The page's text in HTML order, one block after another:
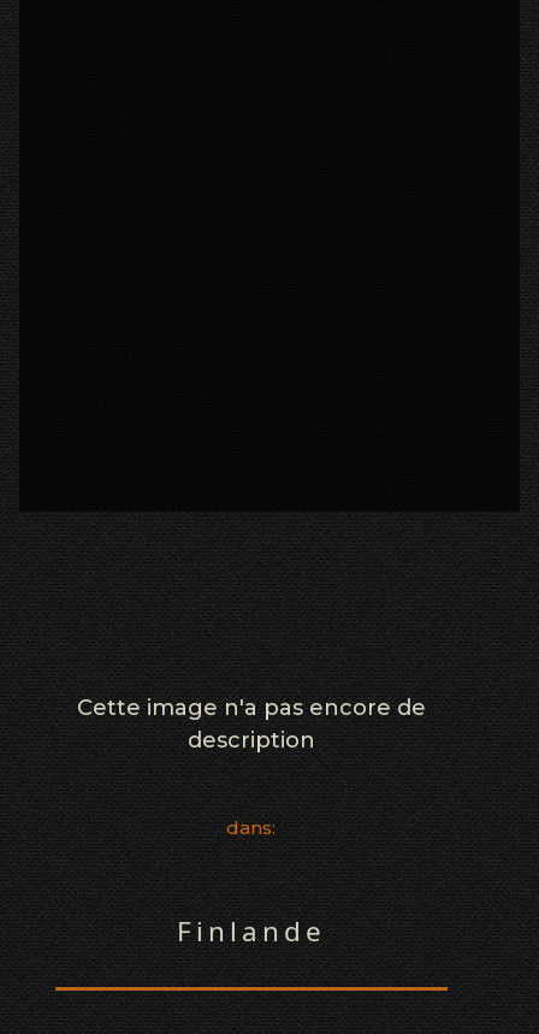
Cette image n'a pas encore de
description
dans:
Finlande